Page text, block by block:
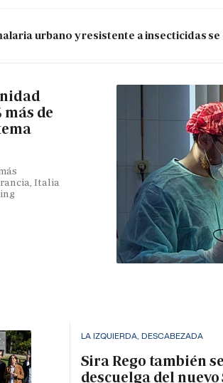
urbano y resistente a insecticidas
más de
Italia
LA IZQUIERDA, DESCABEZADA
Sira Rego también se
descuelga del